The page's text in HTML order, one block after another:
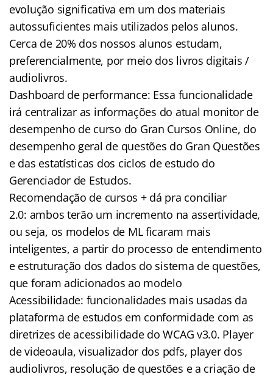
evolução significativa em um dos materiais
autossuficientes mais utilizados pelos alunos.
Cerca de 20% dos nossos alunos estudam,
preferencialmente, por meio dos livros digitais /
audiolivros.
Dashboard de performance: Essa funcionalidade
irá centralizar as informações do atual monitor de
desempenho de curso do Gran Cursos Online, do
desempenho geral de questões do Gran Questões
e das estatísticas dos ciclos de estudo do
Gerenciador de Estudos.
Recomendação de cursos + dá pra conciliar
2.0: ambos terão um incremento na assertividade,
ou seja, os modelos de ML ficaram mais
inteligentes, a partir do processo de entendimento
e estruturação dos dados do sistema de questões,
que foram adicionados ao modelo
Acessibilidade: funcionalidades mais usadas da
plataforma de estudos em conformidade com as
diretrizes de acessibilidade do WCAG v3.0. Player
de videoaula, visualizador dos pdfs, player dos
audiolivros, resolução de questões e a criação de